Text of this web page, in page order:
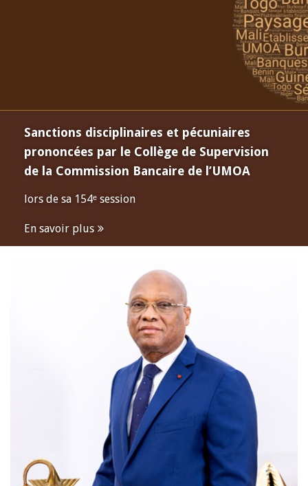
Sanctions disciplinaires et pécuniaires
prononcées par le Collège de Supervision
de la Commission Bancaire de l’UMOA
lors de sa 154ᵉ session
En savoir plus